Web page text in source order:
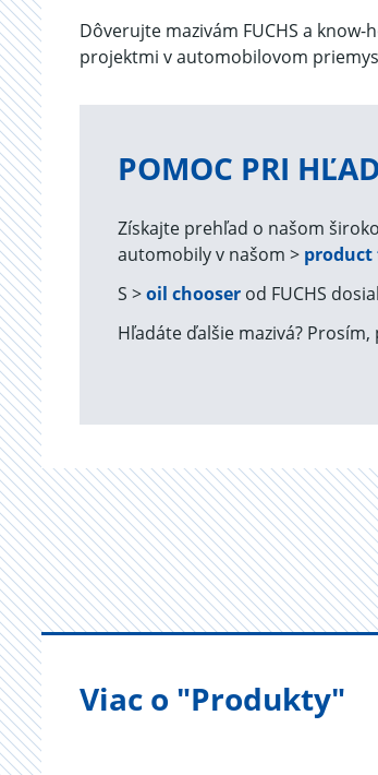
Dôverujte mazivám FUCHS a
projektmi v automobilovom
POMOC PRI
Získajte prehľad o našom
automobily v našom > product
S >oil chooser od FUCHS
Hľadáte ďalšie mazivá?
Viac o "Produkty"